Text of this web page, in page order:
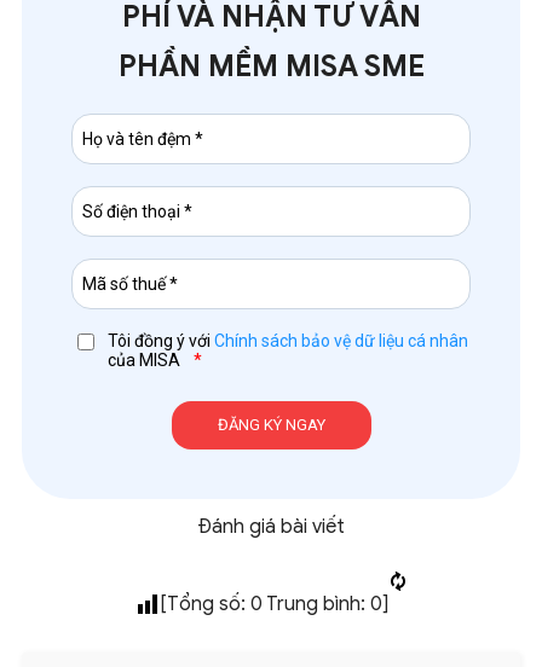
PHÍ VÀ NHẬN TƯ VẤN
PHẦN MỀM MISA SME
Tôi đồng ý với Chính sách bảo vệ dữ liệu cá nhân
của MISA
*
Đánh giá bài viết
[Tổng số: 0 Trung bình: 0]